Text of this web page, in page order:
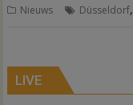
Nieuws Düsseldorf,
LIVE